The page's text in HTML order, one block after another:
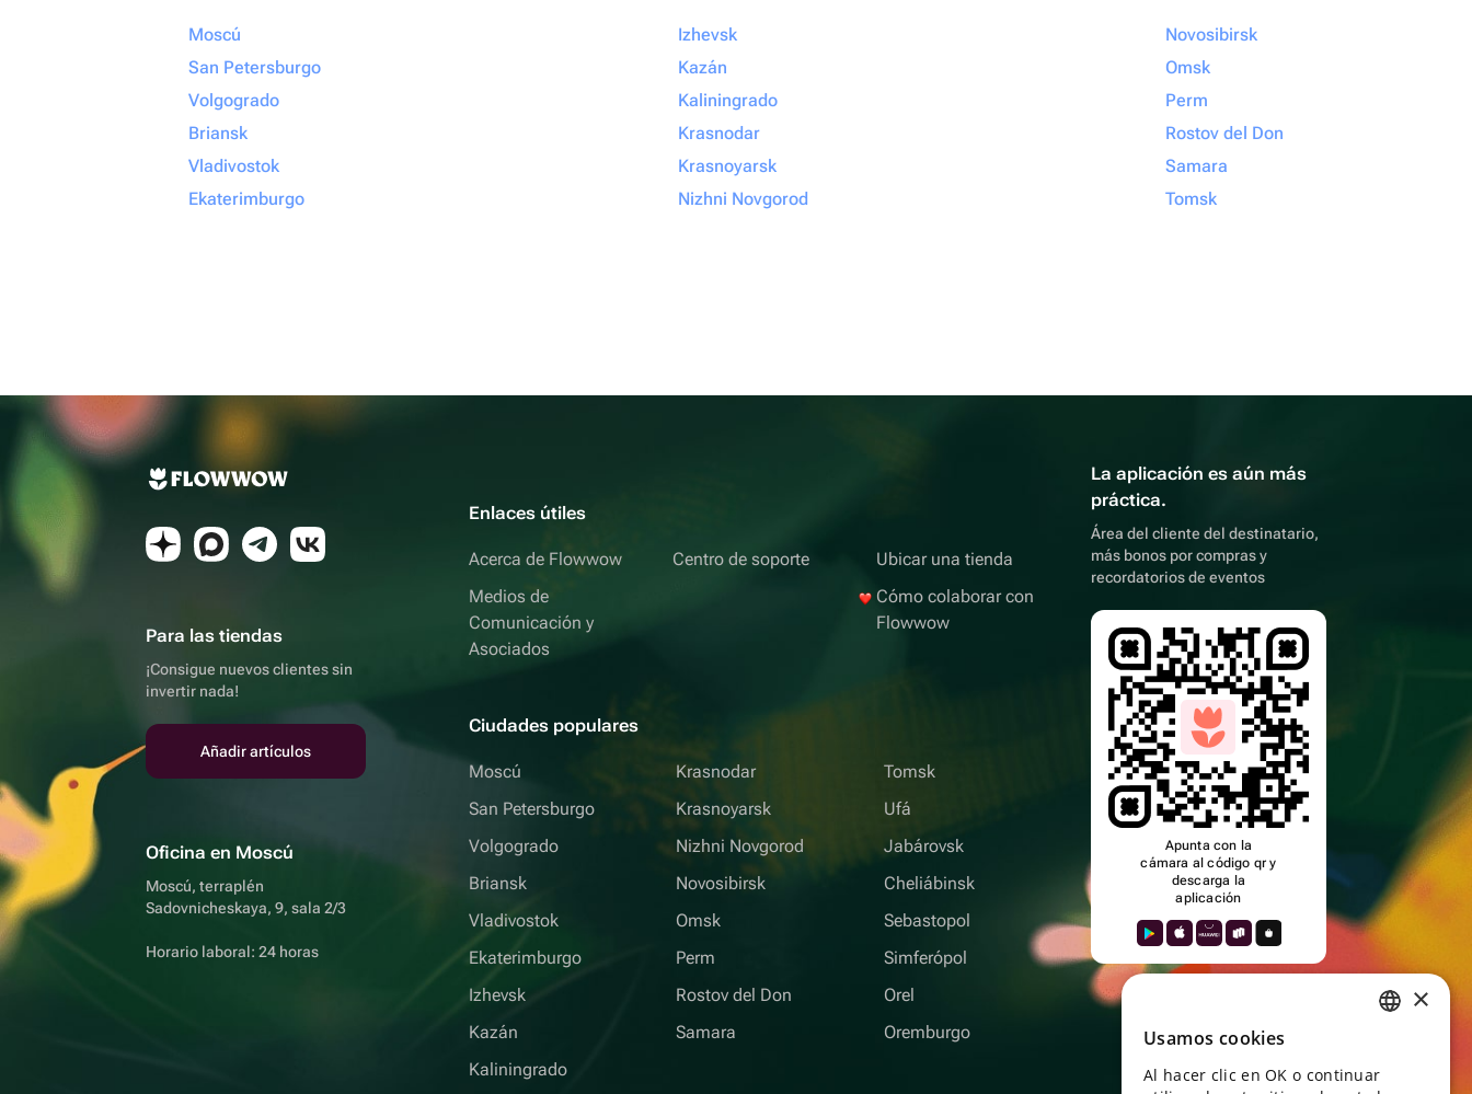
Moscú
San Petersburgo
Volgogrado
Briansk
Vladivostok
Ekaterimburgo
Izhevsk
Kazán
Kaliningrado
Krasnodar
Krasnoyarsk
Nizhni Novgorod
Novosibirsk
Omsk
Perm
Rostov del Don
Samara
Tomsk
Para las tiendas
¡Consigue nuevos clientes sin
invertir nada!
Añadir artículos
Oficina en Moscú
Moscú, terraplén
Sadovnicheskaya, 9, sala 2/3
Horario laboral: 24 horas
Enlaces útiles
Acerca de Flowwow
Medios de
Comunicación y
Asociados
Centro de soporte
Ubicar una tienda
Cómo colaborar con
Flowwow
Ciudades populares
Moscú
San Petersburgo
Volgogrado
Briansk
Vladivostok
Ekaterimburgo
Izhevsk
Kazán
Kaliningrado
Krasnodar
Krasnoyarsk
Nizhni Novgorod
Novosibirsk
Omsk
Perm
Rostov del Don
Samara
Tomsk
Ufá
Jabárovsk
Cheliábinsk
Sebastopol
Simferópol
Orel
Oremburgo
La aplicación es aún más
práctica.
Área del cliente del destinatario,
más bonos por compras y
recordatorios de eventos
Apunta con la
cámara al código qr y
descarga la
aplicación
ENGLISH
×
Usamos cookies
Al hacer clic en OK o continuar